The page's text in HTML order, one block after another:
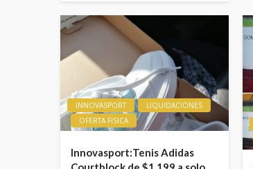
INNOVASPORT
LIQUIDACIONES
OFERTA FISICA
Innovasport:Tenis Adidas